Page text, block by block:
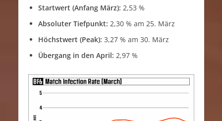
Startwert (Anfang März): 2,53 %
Absoluter Tiefpunkt: 2,30 % am 25. März
Höchstwert (Peak): 3,27 % am 30. März
Übergang in den April: 2,97 %